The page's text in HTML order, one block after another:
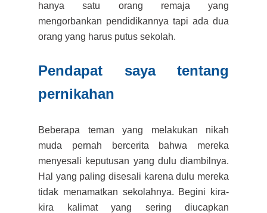
hanya satu orang remaja yang
mengorbankan pendidikannya tapi ada dua
orang yang harus putus sekolah.
Pendapat saya tentang
pernikahan
Beberapa teman yang melakukan nikah
muda pernah bercerita bahwa mereka
menyesali keputusan yang dulu diambilnya.
Hal yang paling disesali karena dulu mereka
tidak menamatkan sekolahnya. Begini kira-
kira kalimat yang sering diucapkan